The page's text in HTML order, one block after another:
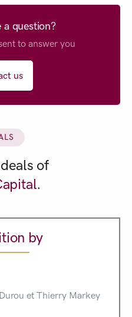
a question?
to answer you
us
of
.
by
et Thierry Markey